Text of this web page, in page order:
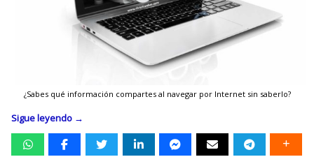
¿Sabes qué información compartes al navegar por Internet sin saberlo?
Sigue leyendo →